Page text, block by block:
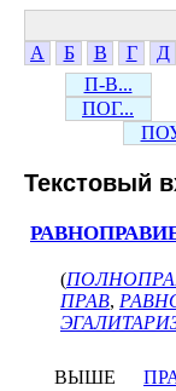
А
Б В Г Д
П-В...
ПОГ...
Текстовый
(
ПРАВ,
ВЫШЕ